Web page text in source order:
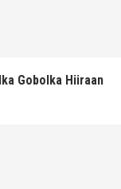
Gobolka Hiiraan